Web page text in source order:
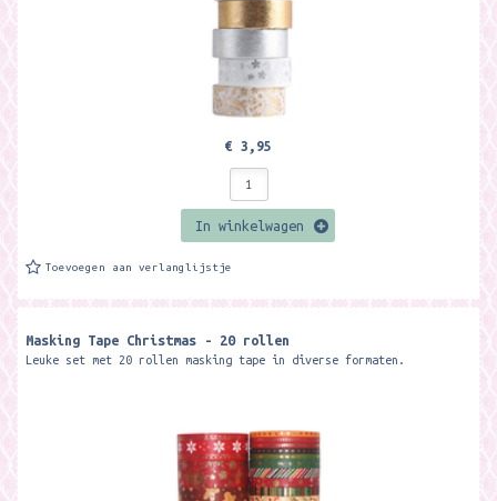
€ 3,95
In winkelwagen
Toevoegen aan verlanglijstje
Masking Tape Christmas - 20 rollen
Leuke set met 20 rollen masking tape in diverse formaten.